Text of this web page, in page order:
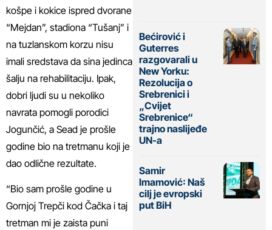
košpe i kokice ispred dvorane
“Mejdan”, stadiona “Tušanj” i
na tuzlanskom korzu nisu
imali sredstava da sina jedinca
šalju na rehabilitaciju. Ipak,
dobri ljudi su u nekoliko
navrata pomogli porodici
Jogunčić, a Sead je prošle
godine bio na tretmanu koji je
dao odlične rezultate.
“Bio sam prošle godine u
Gornjoj Trepči kod Čačka i taj
tretman mi je zaista puni
Bećirović i
Guterres
razgovarali u
New Yorku:
Rezolucija o
Srebrenici i
„Cvijet
Srebrenice“
trajno naslijeđe
UN-a
Samir
Imamović: Naš
cilj je evropski
put BiH